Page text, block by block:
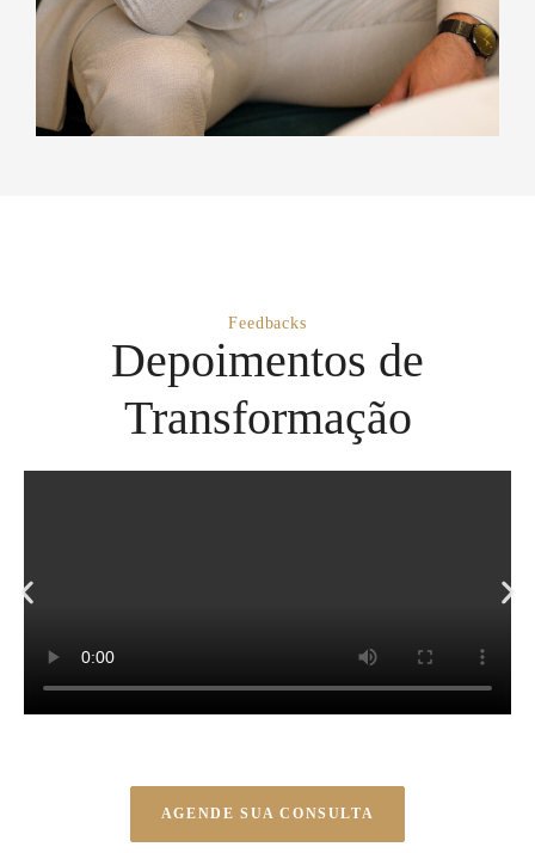
Feedbacks
Depoimentos de
Transformação
AGENDE SUA CONSULTA